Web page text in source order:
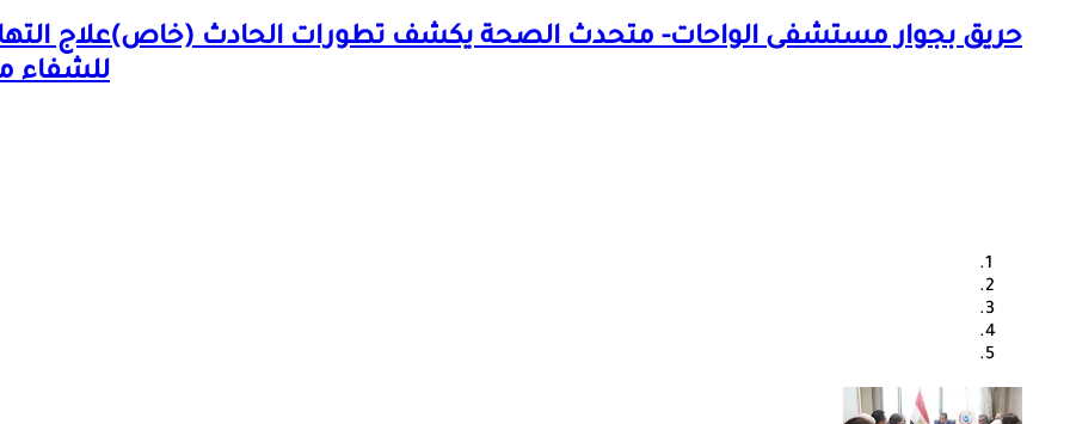
حريق بجوار مستشفى الواحات- متحدث الصحة يكشف تطورات الحادث (خاص)علاج
للشفاء